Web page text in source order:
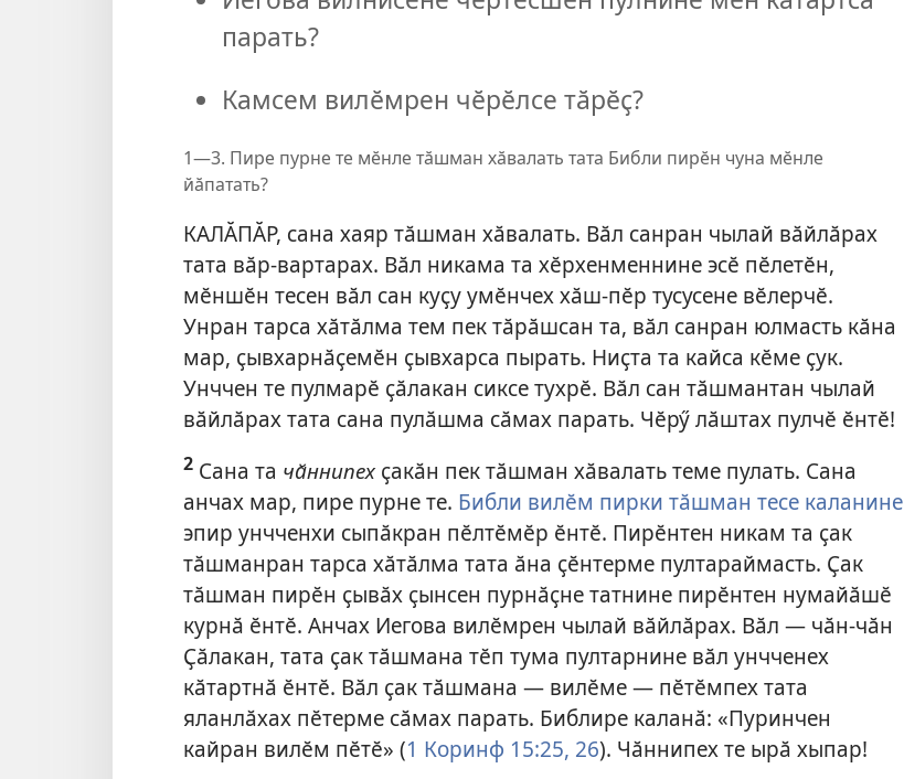
парать?
Камсем вилӗмрен чӗрӗлсе тӑрӗҫ?
1—3. Пире пурне те мӗнле тӑшман хӑвалать тата Библи пирӗн чуна мӗнле
йӑпатать?
КАЛӐПӐР, сана хаяр тӑшман хӑвалать. Вӑл санран чылай вӑйлӑрах
тата вӑр-вартарах. Вӑл никама та хӗрхенменнине эсӗ пӗлетӗн,
мӗншӗн тесен вӑл сан куҫу умӗнчех хӑш-пӗр тусусене вӗлерчӗ.
Унран тарса хӑтӑлма тем пек тӑрӑшсан та, вӑл санран юлмасть кӑна
мар, ҫывхарнӑҫемӗн ҫывхарса пырать. Ниҫта та кайса кӗме ҫук.
Унччен те пулмарӗ ҫӑлакан сиксе тухрӗ. Вӑл сан тӑшмантан чылай
вӑйлӑрах тата сана пулӑшма сӑмах парать. Чӗрӳ лӑштах пулчӗ ӗнтӗ!
2 Сана та чӑннипех ҫакӑн пек тӑшман хӑвалать теме пулать. Сана
анчах мар, пире пурне те. Библи вилӗм пирки тӑшман тесе каланине
эпир унчченхи сыпӑкран пӗлтӗмӗр ӗнтӗ. Пирӗнтен никам та ҫак
тӑшманран тарса хӑтӑлма тата ӑна ҫӗнтерме пултараймасть. Ҫак
тӑшман пирӗн ҫывӑх ҫынсен пурнӑҫне татнине пирӗнтен нумайӑшӗ
курнӑ ӗнтӗ. Анчах Иегова вилӗмрен чылай вӑйлӑрах. Вӑл — чӑн-чӑн
Ҫӑлакан, тата ҫак тӑшмана тӗп тума пултарнине вӑл унчченех
кӑтартнӑ ӗнтӗ. Вӑл ҫак тӑшмана — вилӗме — пӗтӗмпех тата
яланлӑхах пӗтерме сӑмах парать. Библире каланӑ: «Пуринчен
кайран вилӗм пӗтӗ» (1 Коринф 15:25, 26). Чӑннипех те ырӑ хыпар!